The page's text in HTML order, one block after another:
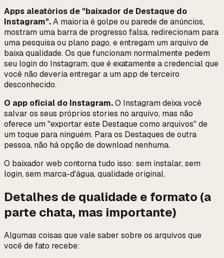
Apps aleatórios de "baixador de Destaque do
Instagram".A maioria é golpe ou parede de anúncios,
mostram uma barra de progresso falsa, redirecionam para
uma pesquisa ou plano pago, e entregam um arquivo de
baixa qualidade. Os que funcionam normalmente pedem
seu login do Instagram, que é exatamente a credencial que
você não deveria entregar a um app de terceiro
desconhecido.
O app oficial do Instagram.O Instagram deixa você
salvar os seus próprios stories no arquivo, mas não
oferece um "exportar este Destaque como arquivos" de
um toque para ninguém. Para os Destaques de outra
pessoa, não há opção de download nenhuma.
O baixador web contorna tudo isso: sem instalar, sem
login, sem marca-d'água, qualidade original.
Detalhes de qualidade e formato (a
parte chata, mas importante)
Algumas coisas que vale saber sobre os arquivos que
você de fato recebe: